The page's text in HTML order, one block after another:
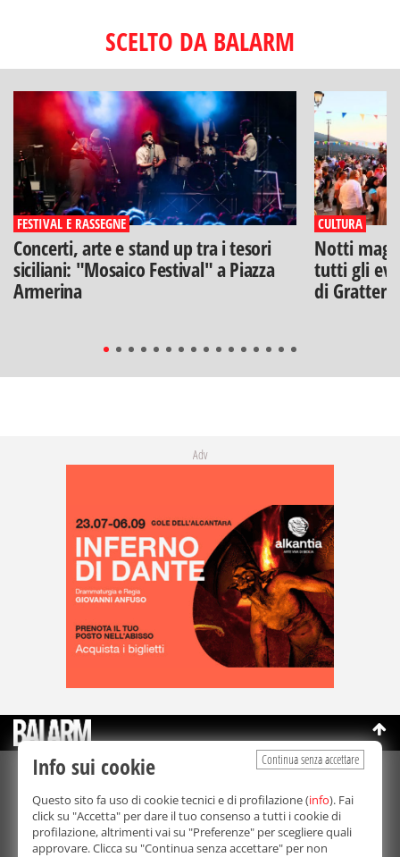
SCELTO DA BALARM
FESTIVAL E RASSEGNE
Concerti, arte e stand up tra i tesori
siciliani: "Mosaico Festival" a Piazza
Armerina
CULTURA
Notti
tutti gli
di Gratteri
Adv
©Copyright 2003-2026
Bmedia Srl- P.IVA 07064240828
La riproduzione totale o parziale di tutti i contenuti, in qualunque
forma, su qualsiasi supporto è proibita.
Balarm.it è una testata giornalistica registrata. Autorizzazione del
Tribunale di Palermo n° 32 del 21/10/2003
Continua senza accettare
Info sui cookie
Questo sito fa uso di cookie tecnici e di profilazione (info). Fai
click su "Accetta" per dare il tuo consenso a tutti i cookie di
profilazione, altrimenti vai su "Preferenze" per scegliere quali
approvare. Clicca su "Continua senza accettare" per non